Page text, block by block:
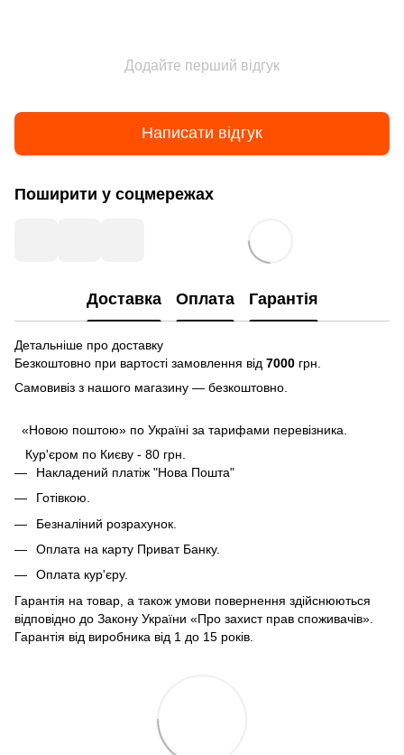
Додайте перший відгук
Написати відгук
Поширити у соцмережах
Доставка Оплата Гарантія
Детальніше про доставку
Безкоштовно при вартості замовлення від 7000 грн.
Самовивіз з нашого магазину — безкоштовно.
«Новою поштою» по Україні за тарифами перевізника.
Кур'єром по Києву - 80 грн.
Накладений платіж "Нова Пошта"
Готівкою.
Безналіний розрахунок.
Оплата на карту Приват Банку.
Оплата кур'єру.
Гарантія на товар, а також умови повернення здійснюються
відповідно до Закону України «Про захист прав споживачів».
Гарантія від виробника від 1 до 15 років.